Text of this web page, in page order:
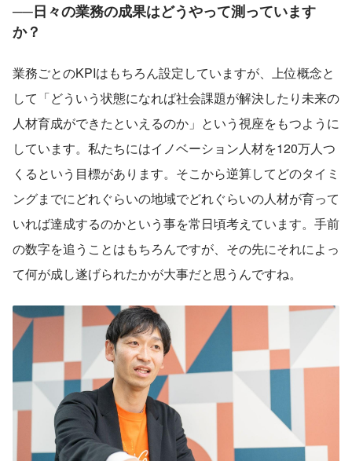
──日々の業務の成果はどうやって測っています
か？
業務ごとのKPIはもちろん設定していますが、上位概念と
して「どういう状態になれば社会課題が解決したり未来の
人材育成ができたといえるのか」という視座をもつように
しています。私たちにはイノベーション人材を120万人つ
くるという目標があります。そこから逆算してどのタイミ
ングまでにどれぐらいの地域でどれぐらいの人材が育って
いれば達成するのかという事を常日頃考えています。手前
の数字を追うことはもちろんですが、その先にそれによっ
て何が成し遂げられたかが大事だと思うんですね。